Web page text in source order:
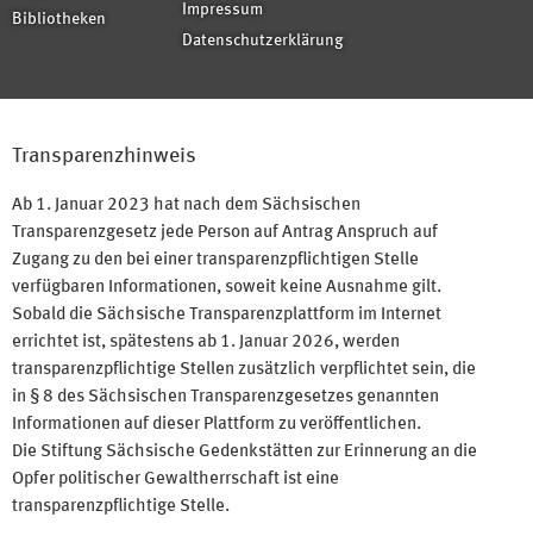
Bibliotheken
Impressum
Datenschutzerklärung
Transparenzhinweis
Ab 1. Januar 2023 hat nach dem Sächsischen
Transparenzgesetz jede Person auf Antrag Anspruch auf
Zugang zu den bei einer transparenzpflichtigen Stelle
verfügbaren Informationen, soweit keine Ausnahme gilt.
Sobald die Sächsische Transparenzplattform im Internet
errichtet ist, spätestens ab 1. Januar 2026, werden
transparenzpflichtige Stellen zusätzlich verpflichtet sein, die
in § 8 des Sächsischen Transparenzgesetzes genannten
Informationen auf dieser Plattform zu veröffentlichen.
Die Stiftung Sächsische Gedenkstätten zur Erinnerung an die
Opfer politischer Gewaltherrschaft ist eine
transparenzpflichtige Stelle.